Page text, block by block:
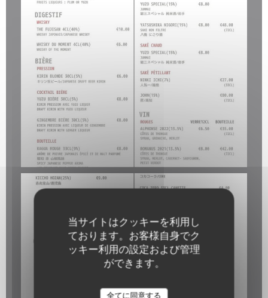
当サイトはクッキーを利用し
ております。お客様自身でク
ッキー利用の設定および管理
ができます。
全てに同意する
OKOMUSU